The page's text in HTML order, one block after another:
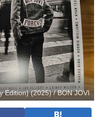
Edition) (2025) / BON JOVI